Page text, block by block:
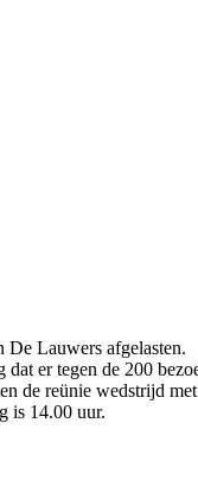
De Lauwers afgelasten.
er tegen de 200
reünie wedstrijd
is 14.00 uur.